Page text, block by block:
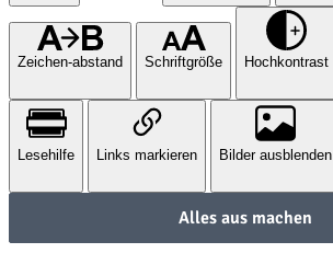
Zeichen-abstand Schriftgröße Hochkontrast
Lesehilfe Links markieren Bilder ausblenden
Alles aus machen